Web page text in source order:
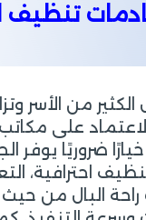
تنظيف
من الأسر
على
ضروريًا يوفر
احترافية،
البال من